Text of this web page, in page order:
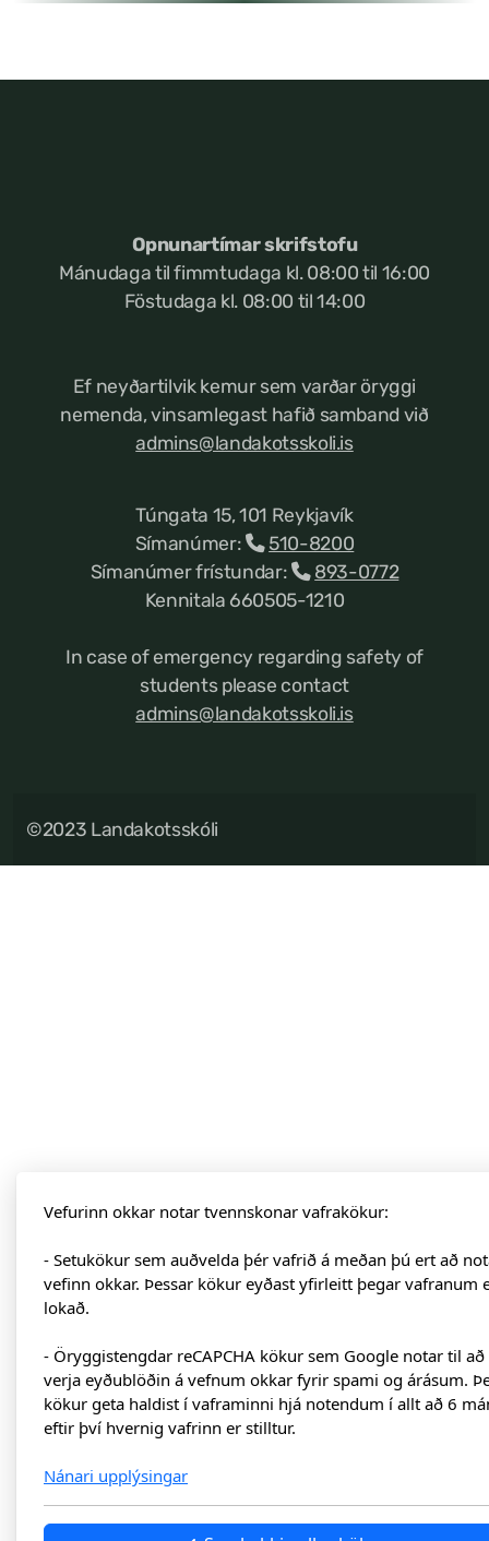
Opnunartímar skrifstofu
Mánudaga til fimmtudaga kl. 08:00 til 16:00
Föstudaga kl. 08:00 til 14:00
Ef neyðartilvik kemur sem varðar öryggi
nemenda, vinsamlegast hafið samband við
admins@landakotsskoli.is
Túngata 15, 101 Reykjavík
Símanúmer:
510-8200
Símanúmer frístundar:
893-0772
Kennitala 660505-1210
In case of emergency regarding safety of
students please contact
admins@landakotsskoli.is
©2023 Landakotsskóli
Vefurinn okkar notar tvennskonar vafrakökur:
- Setukökur sem auðvelda þér vafrið á meðan þú ert að
vefinn okkar. Þessar kökur eyðast yfirleitt þegar vafranum
lokað.
- Öryggistengdar reCAPCHA kökur sem Google notar til að
verja eyðublöðin á vefnum okkar fyrir spami og árásum.
kökur geta haldist í vaframinni hjá notendum í allt að 6
eftir því hvernig vafrinn er stilltur.
Nánari upplýsingar